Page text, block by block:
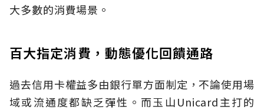
大多數的消費場景。
百大指定消費，動態優化回饋通路
過去信用卡權益多由銀行單方面制定，不論使用場
域或流通度都缺乏彈性。而玉山Unicard主打的